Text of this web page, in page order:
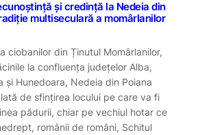
și credință la Nedeia din
multiseculară a momârlanilor
ciobanilor din Ținutul Momârlanilor,
la confluența județelor Alba,
și Hunedoara, Nedeia din Poiana
de sfințirea locului pe care va fi
pădurii, chiar pe vechiul hotar ce
românii de români, Schitul